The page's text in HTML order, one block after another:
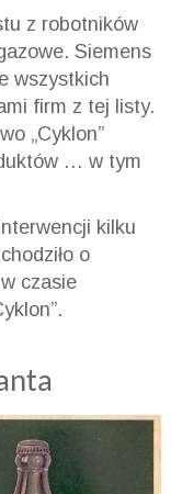
z robotników
Siemens
wszystkich
firm z tej listy.
„Cyklon”
… w tym
kilku
o
czasie